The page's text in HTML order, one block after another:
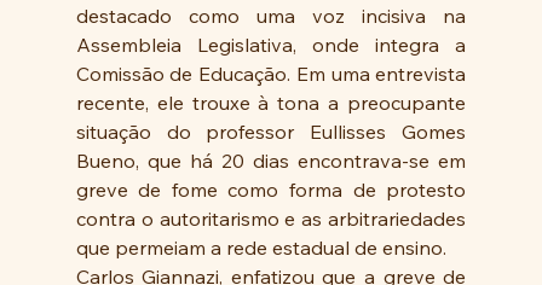
destacado como uma voz incisiva na
Assembleia Legislativa, onde integra a
Comissão de Educação. Em uma entrevista
recente, ele trouxe à tona a preocupante
situação do professor Eullisses Gomes
Bueno, que há 20 dias encontrava-se em
greve de fome como forma de protesto
contra o autoritarismo e as arbitrariedades
que permeiam a rede estadual de ensino.
Carlos Giannazi, enfatizou que a greve de